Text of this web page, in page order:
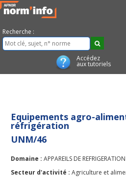
Recherche :
Accédez
aux tutoriels
Equipements agro-
réfrigération
UNM/46
Domaine : APPAREILS DE
Secteur d'activité : Agriculture et